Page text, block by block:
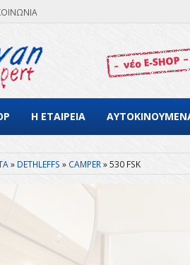
Η ΕΤΑΙΡΕΙΑ
DETHLEFFS CAMPER 530 FSK